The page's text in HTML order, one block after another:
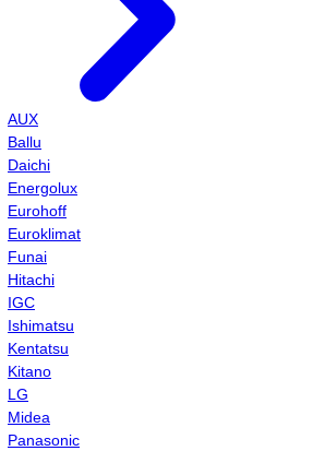
AUX
Ballu
Daichi
Energolux
Eurohoff
Euroklimat
Funai
Hitachi
IGC
Ishimatsu
Kentatsu
Kitano
LG
Midea
Panasonic